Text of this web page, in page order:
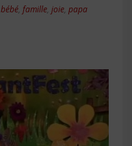
bébé famille joie papa